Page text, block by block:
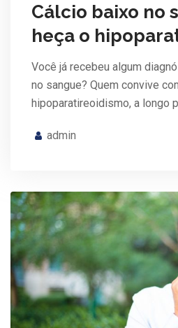
Cálcio baixo no
heça o
Você já recebeu algum
no sangue? Quem convive
hipoparatireoidismo, a longo
admin